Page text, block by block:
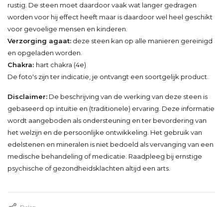
rustig. De steen moet daardoor vaak wat langer gedragen
worden voor hij effect heeft maar is daardoor wel heel geschikt
voor gevoelige mensen en kinderen.
Verzorging agaat: deze steen kan op alle manieren gereinigd
en opgeladen worden.
Chakra: hart chakra (4e)
De foto's zijn ter indicatie, je ontvangt een soortgelijk product.
Disclaimer: De beschrijving van de werking van deze steen is
gebaseerd op intuïtie en (traditionele) ervaring. Deze informatie
wordt aangeboden als ondersteuning en ter bevordering van
het welzijn en de persoonlijke ontwikkeling. Het gebruik van
edelstenen en mineralen is niet bedoeld als vervanging van een
medische behandeling of medicatie. Raadpleeg bij ernstige
psychische of gezondheidsklachten altijd een arts.